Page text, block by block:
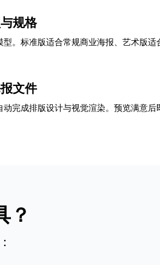
规格
。标准版适合常规商业海报、艺术版适
文件
完成排版设计与视觉渲染。预览满意后
？